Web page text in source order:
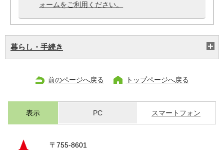
ォームをご利用ください。
暮らし・手続き
前のページへ戻る トップページへ戻る
表示 PC スマートフォン
〒755-8601